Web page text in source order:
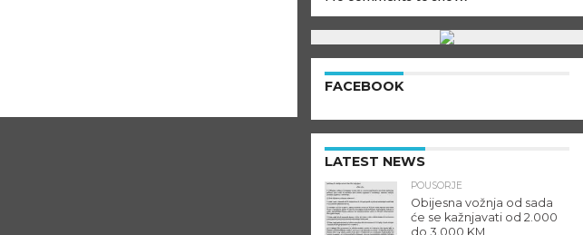
FACEBOOK
LATEST NEWS
POUSORJE
Obijesna vožnja od sada
će se kažnjavati od 2.000
do 3.000 KM